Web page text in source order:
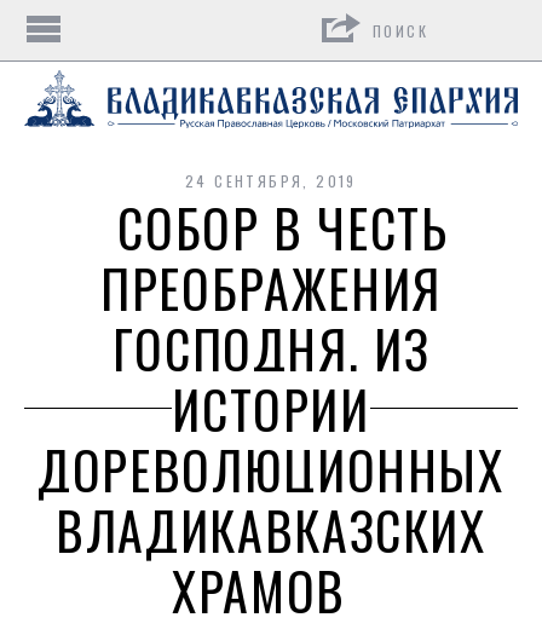
24 СЕНТЯБРЯ, 2019
СОБОР В ЧЕСТЬ
ПРЕОБРАЖЕНИЯ
ГОСПОДНЯ. ИЗ
ИСТОРИИ
ДОРЕВОЛЮЦИОННЫХ
ВЛАДИКАВКАЗСКИХ
ХРАМОВ